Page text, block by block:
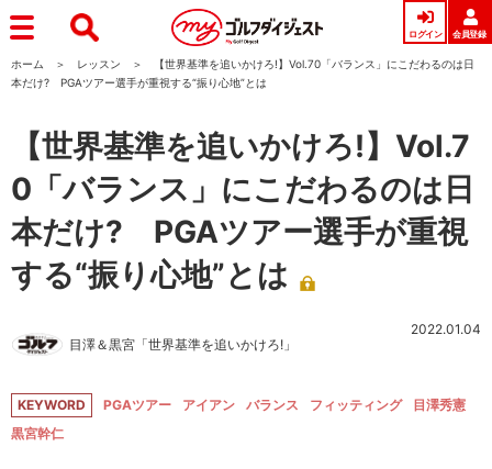
ログイン 会員登録
ホーム レッスン
【世界基準を追いかけろ!】Vol.70「バランス」にこだわるのは日
本だけ? PGAツアー選手が重視する“振り心地”とは
【世界基準を追いかけろ!】Vol.7
0「バランス」にこだわるのは日
本だけ? PGAツアー選手が重視
する“振り心地”とは
目澤＆黒宮「世界基準を追いかけろ!」
2022.01.04
KEYWORD PGAツアー アイアン バランス フィッティング
目澤秀憲
黒宮幹仁